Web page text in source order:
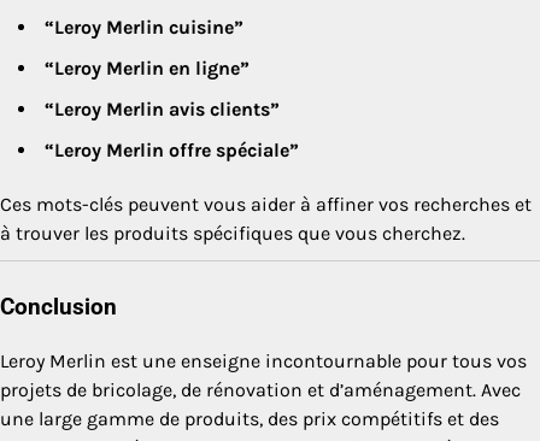
“Leroy Merlin cuisine”
“Leroy Merlin en ligne”
“Leroy Merlin avis clients”
“Leroy Merlin offre spéciale”
Ces mots-clés peuvent vous aider à affiner vos recherches et
à trouver les produits spécifiques que vous cherchez.
Conclusion
Leroy Merlin est une enseigne incontournable pour tous vos
projets de bricolage, de rénovation et d’aménagement. Avec
une large gamme de produits, des prix compétitifs et des